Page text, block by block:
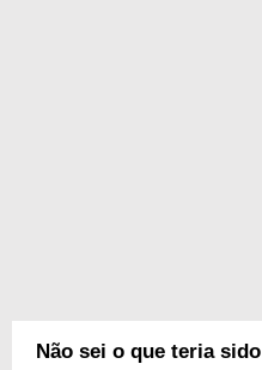
Não sei o que teria sido